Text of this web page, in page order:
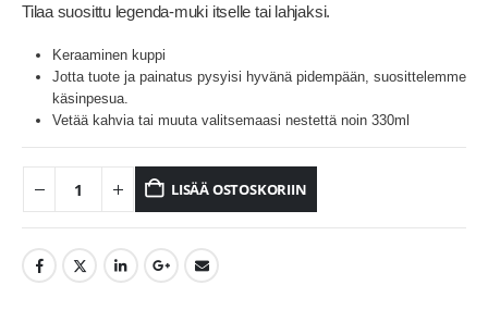
Tilaa suosittu legenda-muki itselle tai lahjaksi.
Keraaminen kuppi
Jotta tuote ja painatus pysyisi hyvänä pidempään, suosittelemme
käsinpesua.
Vetää kahvia tai muuta valitsemaasi nestettä noin 330ml
LISÄÄ OSTOSKORIIN